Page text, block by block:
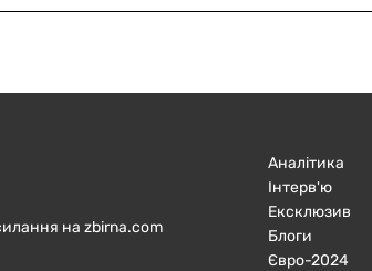
на zbirna.com
Аналітика
Інтерв'ю
Ексклюзив
Блоги
Євро-2024